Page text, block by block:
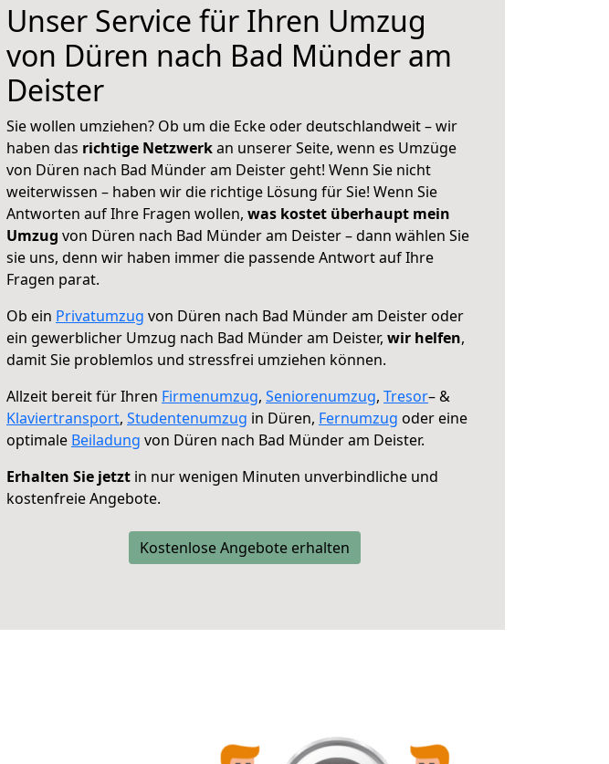
Unser Service für Ihren Umzug
von Düren nach Bad Münder am
Deister
Sie wollen umziehen? Ob um die Ecke oder deutschlandweit – wir
haben das richtige Netzwerkan unserer Seite, wenn es Umzüge
von Düren nach Bad Münder am Deister geht! Wenn Sie nicht
weiterwissen – haben wir die richtige Lösung für Sie! Wenn Sie
Antworten auf Ihre Fragen wollen, was kostet überhaupt mein
Umzug von Düren nach Bad Münder am Deister – dann wählen Sie
sie uns, denn wir haben immer die passende Antwort auf Ihre
Fragen parat.
Ob ein Privatumzug von Düren nach Bad Münder am Deister oder
ein gewerblicher Umzug nach Bad Münder am Deister, wir helfen,
damit Sie problemlos und stressfrei umziehen können.
Allzeit bereit für Ihren Firmenumzug, Seniorenumzug, Tresor– &
Klaviertransport, Studentenumzug in Düren, Fernumzug oder eine
optimale Beiladung von Düren nach Bad Münder am Deister.
Erhalten Sie jetzt in nur wenigen Minuten unverbindliche und
kostenfreie Angebote.
Kostenlose Angebote erhalten